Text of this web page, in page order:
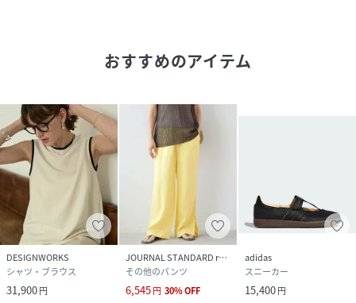
実際の商品と仕様、加工が若干異なる場合があります。
※入荷状況により、お届け予定が前後する場合があります。
※お客様への発送が店頭販売より遅れる場合もあります。
※追加生産商品は、一部の店舗、通販で販売中の場合がござ
います。予めご了承下さい。
※商品を使用前に、タグ等に記載されている「取り扱い上の
注意書き」
「洗濯表示」を必ずご確認ください。
※商品に不良が無い場合、包装紙および箱の彼損がございま
しても発送いたします。
あらかじめご了承ください。
おすすめのアイテム
DESIGNWORKS
シャツ・ブラウス
31,900円
JOURNAL STANDARD relume
その他のパンツ
6,545円 30%OFF
adidas
スニーカー
15,400円